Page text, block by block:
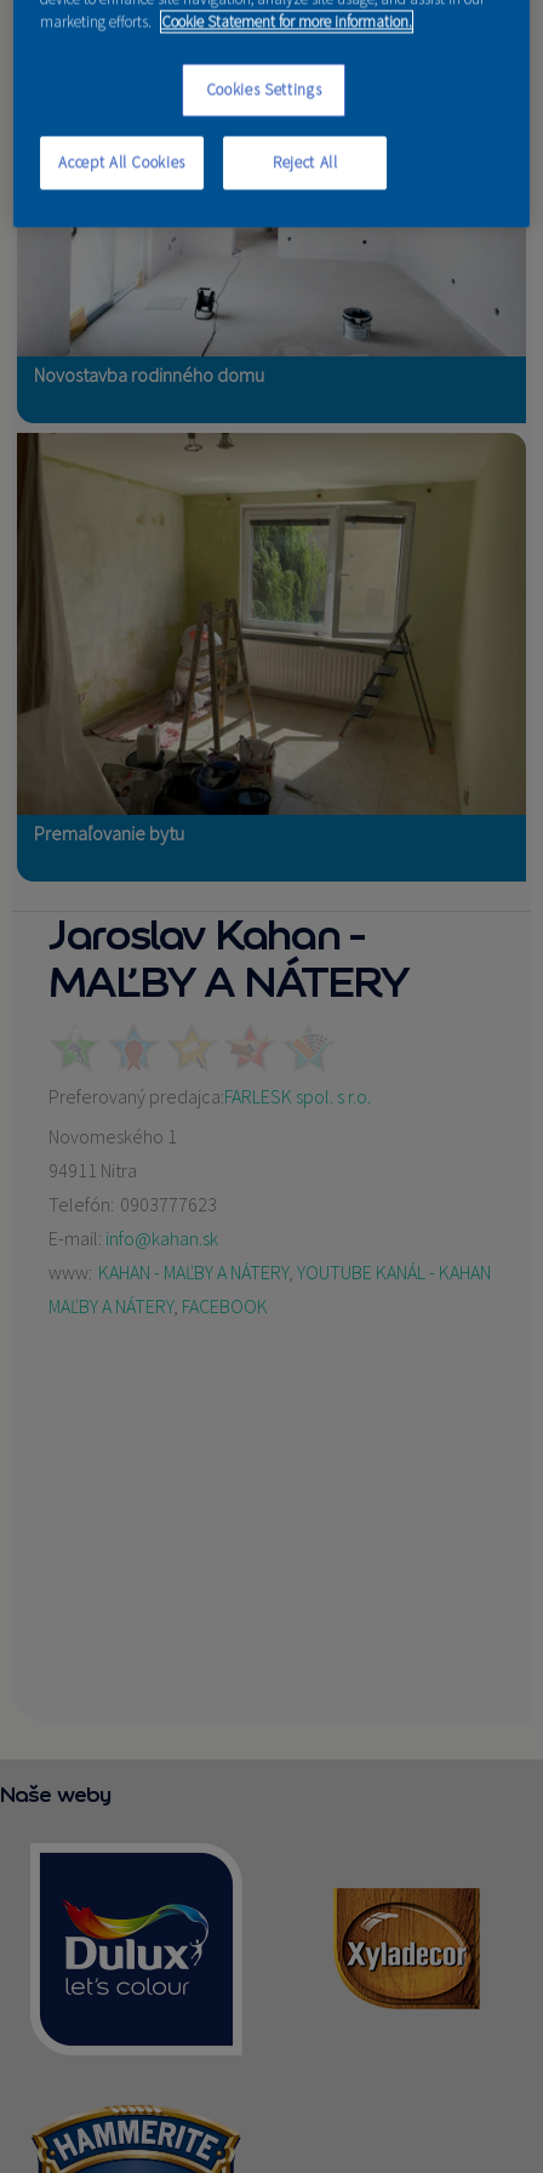
KONTAKT
Novostavba rodinného domu
Premaľovanie bytu
Jaroslav Kahan -
MAĽBY A NÁTERY
Preferovaný predajca:FARLESK spol. s r.o.
Novomeského 1
94911 Nitra
Telefón: 0903777623
E-mail: info@kahan.sk
www: KAHAN - MAĽBY A NÁTERY, YOUTUBE KANÁL - KAHAN
MAĽBY A NÁTERY, FACEBOOK
Naše weby
marketing efforts. Cookie Statement for more information.
Cookies Settings
Reject All
Accept All Cookies